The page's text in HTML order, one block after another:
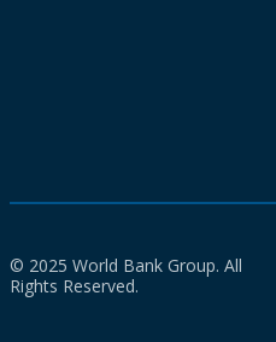
© 2025 World Bank Group. All
Rights Reserved.